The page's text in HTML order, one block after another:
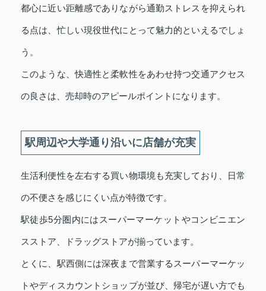
都心に近い距離感でありながら通勤ストレスを抑えられ
る点は、忙しい現役世代にとって魅力的といえるでしょ
う。
このような、快適性と柔軟性をあわせ持つ交通アクセス
の良さは、売却時のアピールポイントになります。
駅周辺や大学通り沿いに店舗が充実
生活利便性を左右する買い物環境も充実しており、日常
の不便さを感じにくい点が特徴です。
駅徒歩5分圏内にはスーパーマーケットやコンビニエン
スストア、ドラッグストアが揃っています。
とくに、駅西側には深夜まで営業するスーパーマーケッ
トやディスカウントショップが並び、帰宅が遅い方でも